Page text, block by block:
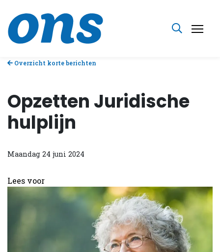
Overzicht korte berichten
Opzetten Juridische
hulplijn
Maandag 24 juni 2024
Lees voor